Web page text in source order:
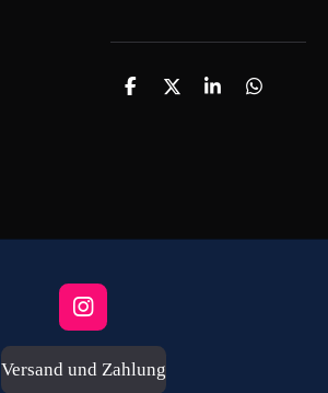
T
T
T
T
I
n
t
Versand und Zahlung